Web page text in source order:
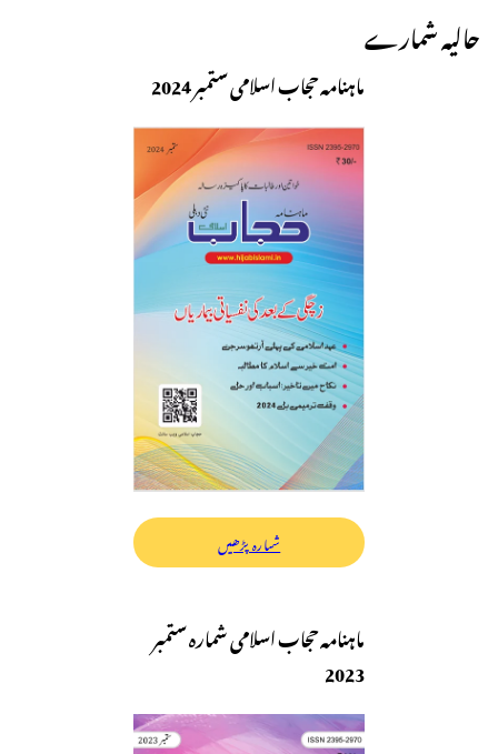
حالیہ شمارے
ماہنامہ حجاب اسلامی ستمبر 2024
شمارہ پڑھیں
ماہنامہ حجاب اسلامی شمارہ ستمبر
2023